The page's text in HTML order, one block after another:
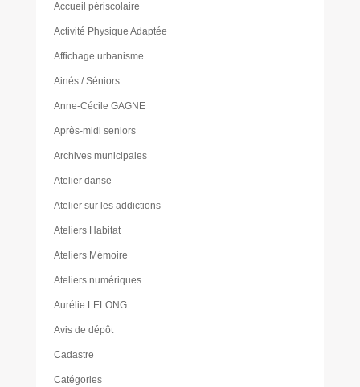
Accueil périscolaire
Activité Physique Adaptée
Affichage urbanisme
Ainés / Séniors
Anne-Cécile GAGNE
Après-midi seniors
Archives municipales
Atelier danse
Atelier sur les addictions
Ateliers Habitat
Ateliers Mémoire
Ateliers numériques
Aurélie LELONG
Avis de dépôt
Cadastre
Catégories